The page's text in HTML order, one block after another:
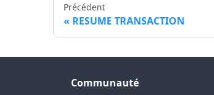
Précédent
RESUME TRANSACTION
Communauté